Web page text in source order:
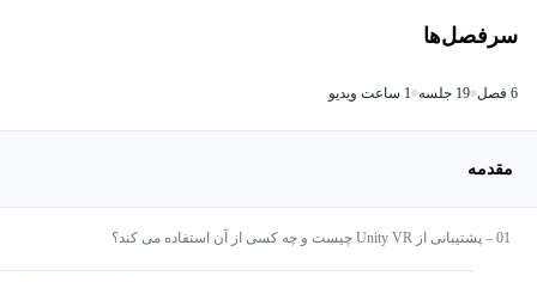
سرفصل‌ها
6 فصل 19 جلسه 1 ساعت ویدیو
مقدمه